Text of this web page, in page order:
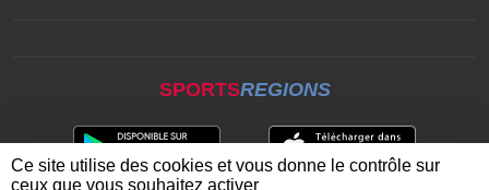
SPORTSREGIONS
Ce site utilise des cookies et vous donne le contrôle sur
ceux que vous souhaitez activer